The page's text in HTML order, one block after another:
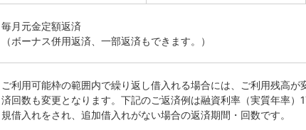
毎月元金定額返済
（ボーナス併用返済、一部返済もできます。）
ご利用可能枠の範囲内で繰り返し借入れる場合には、ご利用残高
済回数も変更となります。下記のご返済例は融資利率（実質年率）
規借入れをされ、追加借入れがない場合の返済期間・回数です。